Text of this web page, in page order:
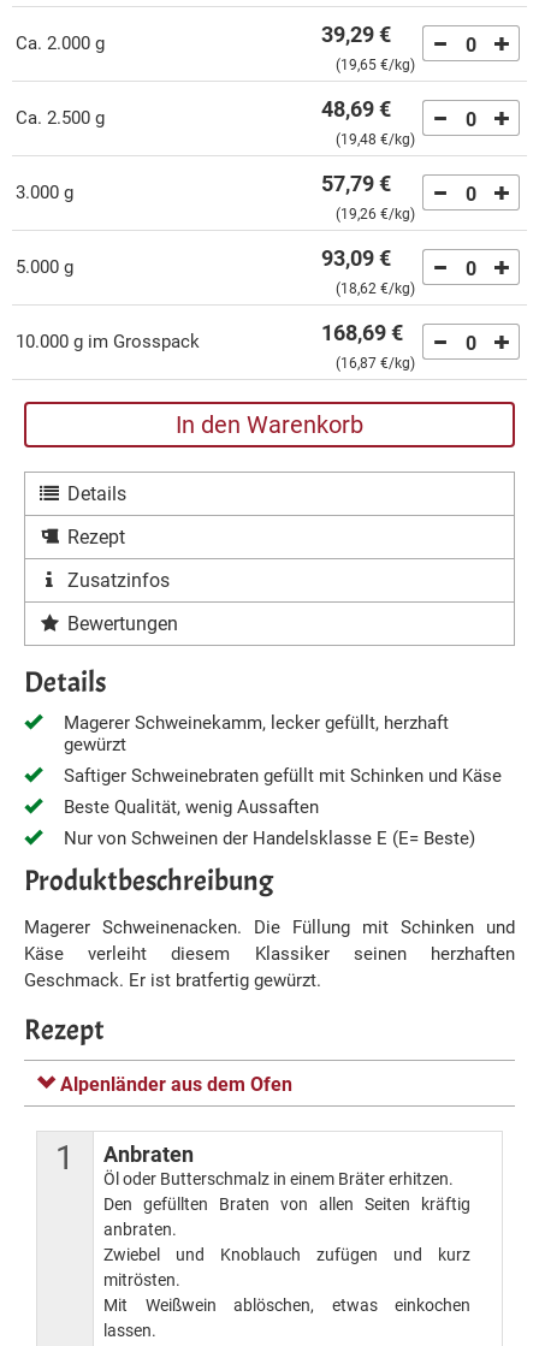
ca. 2.000 g 39,29 €
(19,65 €/kg)
0
ca. 2.500 g 48,69 €
(19,48 €/kg)
0
3.000 g 57,79 €
(19,26 €/kg)
0
5.000 g 93,09 €
(18,62 €/kg)
0
10.000 g im Grosspack 168,69 €
(16,87 €/kg)
0
In den Warenkorb
Details
Rezept
Zusatzinfos
Bewertungen
Details
Magerer Schweinekamm, lecker gefüllt, herzhaft
gewürzt
Saftiger Schweinebraten gefüllt mit Schinken und Käse
Beste Qualität, wenig Aussaften
Nur von Schweinen der Handelsklasse E (E= Beste)
Produktbeschreibung
Magerer Schweinenacken. Die Füllung mit Schinken und
Käse verleiht diesem Klassiker seinen herzhaften
Geschmack. Er ist bratfertig gewürzt.
Rezept
Alpenländer aus dem Ofen
1 Anbraten
Öl oder Butterschmalz in einem Bräter erhitzen.
Den gefüllten Braten von allen Seiten kräftig
anbraten.
Zwiebel und Knoblauch zufügen und kurz
mitrösten.
Mit Weißwein ablöschen, etwas einkochen
lassen.